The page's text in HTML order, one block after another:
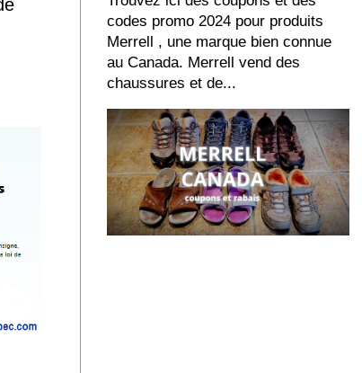
codes promo 2024 pour produits
Merrell , une marque bien connue
au Canada. Merrell vend des
chaussures et de...